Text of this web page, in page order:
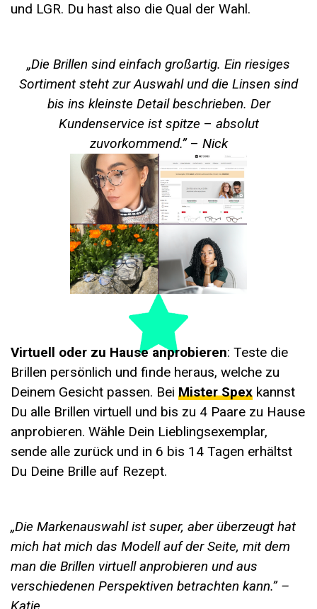
und LGR. Du hast also die Qual der Wahl.
„Die Brillen sind einfach großartig. Ein riesiges
Sortiment steht zur Auswahl und die Linsen sind
bis ins kleinste Detail beschrieben. Der
Kundenservice ist spitze – absolut
zuvorkommend.” – Nick
Virtuell oder zu Hause anprobieren: Teste die
Brillen persönlich und finde heraus, welche zu
Deinem Gesicht passen. Bei Mister Spex kannst
Du alle Brillen virtuell und bis zu 4 Paare zu Hause
anprobieren. Wähle Dein Lieblingsexemplar,
sende alle zurück und in 6 bis 14 Tagen erhältst
Du Deine Brille auf Rezept.
„Die Markenauswahl ist super, aber überzeugt hat
mich hat mich das Modell auf der Seite, mit dem
man die Brillen virtuell anprobieren und aus
verschiedenen Perspektiven betrachten kann.” –
Katie